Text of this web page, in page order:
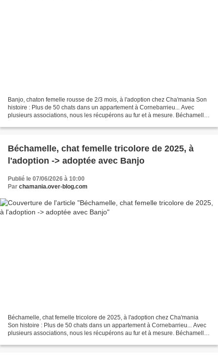
Banjo, chaton femelle rousse de 2/3 mois, à l'adoption chez Cha'mania Son
histoire : Plus de 50 chats dans un appartement à Cornebarrieu... Avec
plusieurs associations, nous les récupérons au fur et à mesure. Béchamelle
Béchamelle, chat femelle tricolore de 2025, à
l'adoption -> adoptée avec Banjo
Publié le 07/06/2026 à 10:00
Par chamania.over-blog.com
Béchamelle, chat femelle tricolore de 2025, à l'adoption chez Cha'mania
Son histoire : Plus de 50 chats dans un appartement à Cornebarrieu... Avec
plusieurs associations, nous les récupérons au fur et à mesure. Béchamelle